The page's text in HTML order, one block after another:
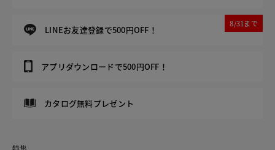
LINEお友達登録で500円OFF！
8/31まで
アプリダウンロードで500円OFF！
カタログ無料プレゼント